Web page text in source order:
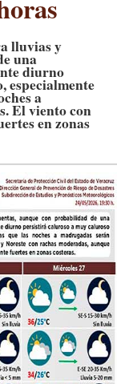
lluvias y
una
diurno
especialmente
a
El viento con
en zonas